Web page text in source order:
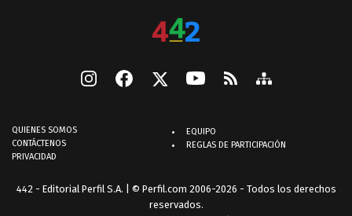
QUIENES SOMOS
CONTÁCTENOS
PRIVACIDAD
EQUIPO
REGLAS DE PARTICIPACIÓN
442 - Editorial Perfil S.A. | © Perfil.com 2006-2026 - Todos los derechos
reservados.